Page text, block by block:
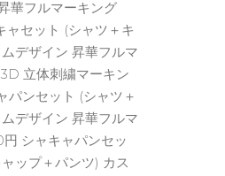
華フルマーキング
ャセット (シャツ＋キ
デザイン 昇華フルマ
立体刺繍マーキン
パンセット (シャツ＋
デザイン 昇華フルマ
シャキャパンセッ
ップ＋パンツ) カス